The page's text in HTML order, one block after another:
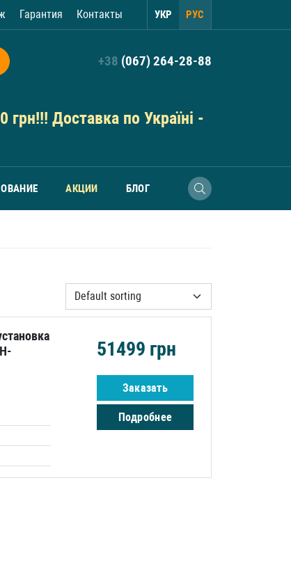
Гарантия Контакты УКР РУС
+38 (067) 264-28-88
Доставка по Україні -
АКЦИИ БЛОГ
51499 грн
Заказать
Подробнее